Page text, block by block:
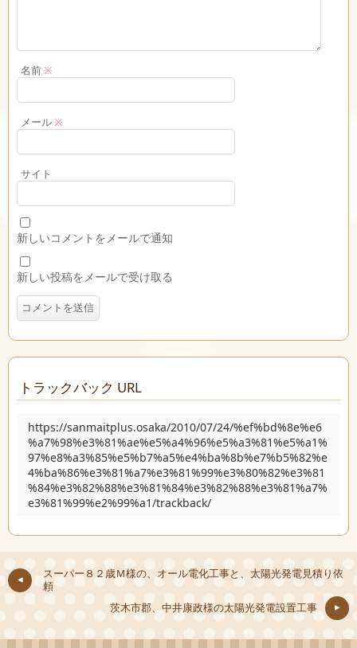
名前※
メール※
サイト
新しいコメントをメールで通知
新しい投稿をメールで受け取る
トラックバック URL
https://sanmaitplus.osaka/2010/07/24/%ef%bd%8e%e6
%a7%98%e3%81%ae%e5%a4%96%e5%a3%81%e5%a1%
97%e8%a3%85%e5%b7%a5%e4%ba%8b%e7%b5%82%e
4%ba%86%e3%81%a7%e3%81%99%e3%80%82%e3%81
%84%e3%82%88%e3%81%84%e3%82%88%e3%81%a7%
e3%81%99%e2%99%a1/trackback/
スーパー８２歳Ｍ様の、オール電化工事と、太陽光発電見積り依
頼
茨木市郡、中井康政様の太陽光発電設置工事